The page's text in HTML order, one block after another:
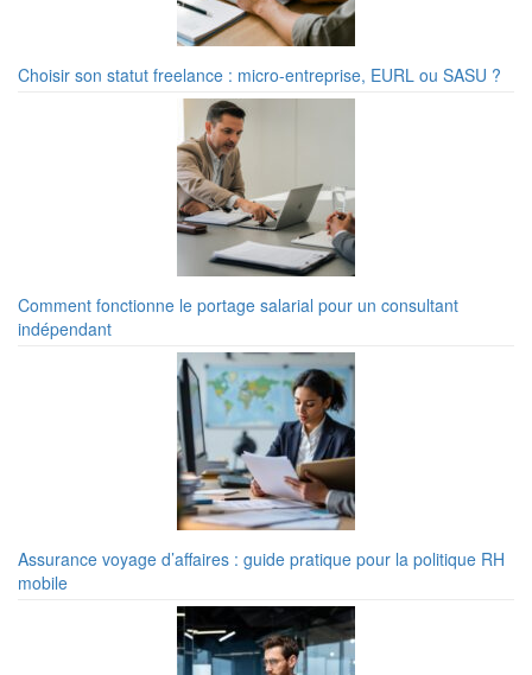
Choisir son statut freelance : micro-entreprise, EURL ou SASU ?
Comment fonctionne le portage salarial pour un consultant
indépendant
Assurance voyage d’affaires : guide pratique pour la politique RH
mobile